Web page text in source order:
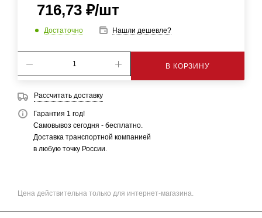
716,73 ₽/шт
Достаточно Нашли дешевле?
В КОРЗИНУ
Рассчитать доставку
Гарантия 1 год!
Самовывоз сегодня - бесплатно.
Доставка транспортной компанией
в любую точку России.
Цена действительна только для интернет-магазина.